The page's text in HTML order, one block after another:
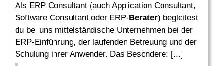
Als ERP Consultant (auch Application Consultant,
Software Consultant oder ERP-Berater) begleitest
du bei uns mittelständische Unternehmen bei der
ERP-Einführung, der laufenden Betreuung und der
Schulung ihrer Anwender. Das Besondere: [...]